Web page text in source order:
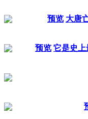
预览 大唐
预览 它是史上